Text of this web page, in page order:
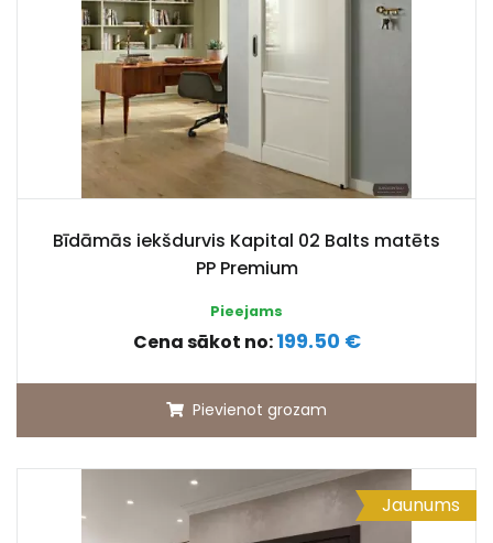
Bīdāmās iekšdurvis Kapital 02 Balts matēts
PP Premium
Pieejams
Cena sākot no:199.50 €
Pievienot grozam
Jaunums